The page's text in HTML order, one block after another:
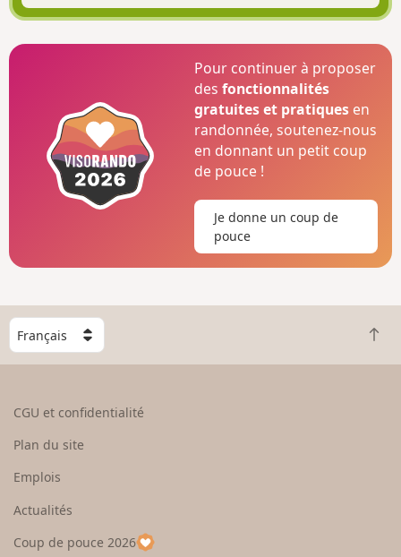
Pour continuer à proposer
desfonctionnalités
gratuites et pratiques en
randonnée, soutenez-nous
en donnant un petit coup
de pouce !
Je donne un coup de
pouce
C
h
o
e
u
p
R
e
CGU et confidentialité
Plan du site
Emplois
Actualités
Coup de pouce 2026